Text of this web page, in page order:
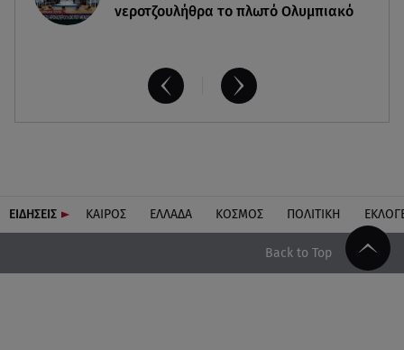
νεροτζουλήθρα το πλωτό Ολυμπιακό
ΕΙΔΗΣΕΙΣ ΚΑΙΡΟΣ ΕΛΛΑΔΑ ΚΟΣΜΟΣ ΠΟΛΙΤΙΚΗ
Back to Top